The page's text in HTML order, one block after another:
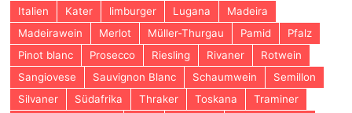
Italien
Kater limburger Lugana
Madeira
Madeirawein
Merlot Müller-Thurgau Pamid
Pfalz
Pinot blanc
Prosecco Riesling Rivaner
Rotwein
Sangiovese
Sauvignon Blanc Schaumwein
Semillon
Silvaner
Südafrika Thraker Toskana
Traminer